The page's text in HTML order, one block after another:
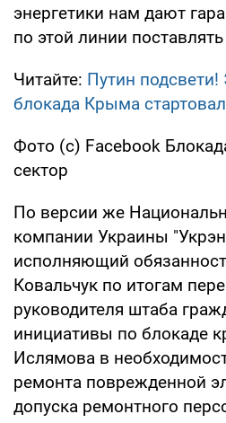
энергетики нам дают
по этой линии
Читайте: Путин подсвети!
блокада Крыма
Фото (c) Facebook
сектор
По версии же
компании Украины
исполняющий
Ковальчук по итогам
руководителя штаба
инициативы по блокаде
Ислямова в
ремонта поврежденной
допуска ремонтного